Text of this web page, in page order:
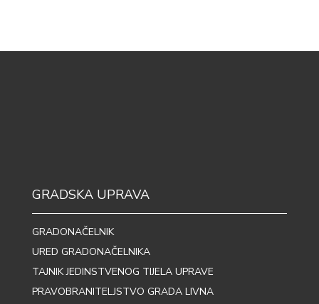
GRADSKA UPRAVA
GRADONAČELNIK
URED GRADONAČELNIKA
TAJNIK JEDINSTVENOG TIJELA UPRAVE
PRAVOBRANITELJSTVO GRADA LIVNA